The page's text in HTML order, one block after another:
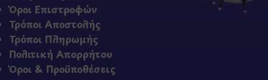
Όροι Επιστροφών
Τρόποι Αποστολής
Τρόποι Πληρωμής
Πολιτική Απορρήτου
Όροι & Προϋποθέσεις